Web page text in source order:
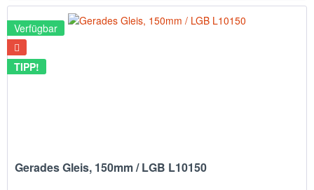
Verfügbar
TIPP!
Gerades Gleis, 150mm / LGB L10150